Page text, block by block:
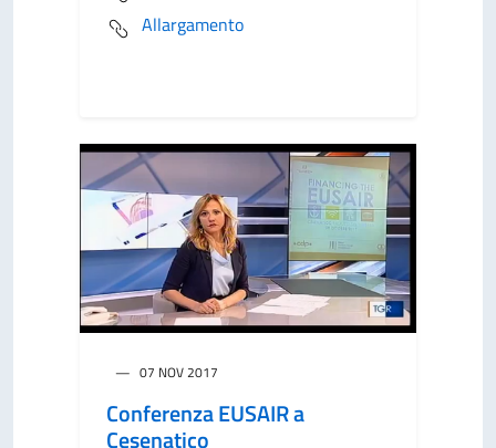
Allargamento
07 NOV 2017
Conferenza EUSAIR a
Cesenatico